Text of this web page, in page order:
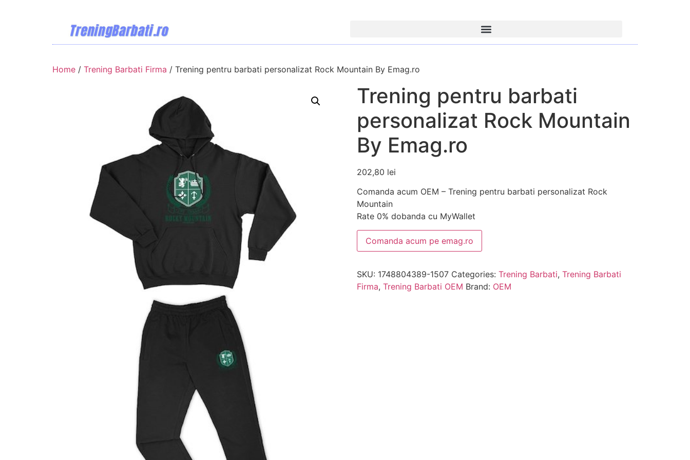
Home / Trening Barbati Firma / Trening pentru barbati personalizat Rock Mountain By Emag.ro
Trening pentru barbati
personalizat Rock Mountain
By Emag.ro
202,80 lei
Comanda acum OEM – Trening pentru barbati personalizat Rock
Mountain
Rate 0% dobanda cu MyWallet
Comanda acum pe emag.ro
SKU: 1748804389-1507 Categories: Trening Barbati, Trening Barbati
Firma, Trening Barbati OEM Brand: OEM